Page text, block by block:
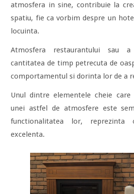
atmosfera in sine, contribuie la
spatiu, fie ca vorbim despre un
locuinta.
Atmosfera restaurantului sau a
cantitatea de timp petrecuta de
comportamentul si dorinta lor de a
Unul dintre elementele cheie
unei astfel de atmosfere este
functionalitatea lor,
excelenta.